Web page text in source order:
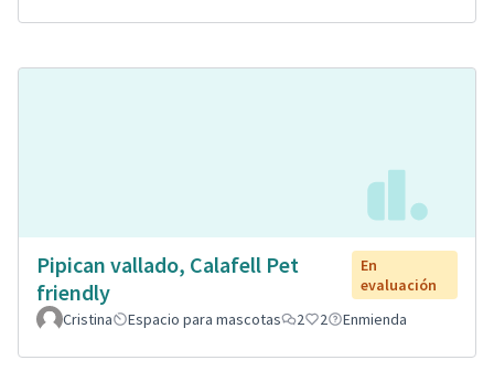
Pipican vallado, Calafell Pet
friendly
En
evaluación
Cristina
Espacio para mascotas 2 2 Enmienda